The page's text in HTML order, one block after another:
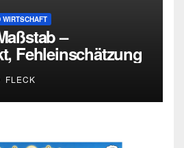
–
Fehleinschätzung
intellektueller
FLECK